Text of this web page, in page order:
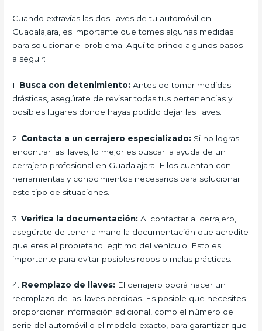
Cuando extravías las dos llaves de tu automóvil en
Guadalajara, es importante que tomes algunas medidas
para solucionar el problema. Aquí te brindo algunos pasos
a seguir:
1. Busca con detenimiento: Antes de tomar medidas
drásticas, asegúrate de revisar todas tus pertenencias y
posibles lugares donde hayas podido dejar las llaves.
2. Contacta a un cerrajero especializado: Si no logras
encontrar las llaves, lo mejor es buscar la ayuda de un
cerrajero profesional en Guadalajara. Ellos cuentan con
herramientas y conocimientos necesarios para solucionar
este tipo de situaciones.
3.Verifica la documentación: Al contactar al cerrajero,
asegúrate de tener a mano la documentación que acredite
que eres el propietario legítimo del vehículo. Esto es
importante para evitar posibles robos o malas prácticas.
4. Reemplazo de llaves: El cerrajero podrá hacer un
reemplazo de las llaves perdidas. Es posible que necesites
proporcionar información adicional, como el número de
serie del automóvil o el modelo exacto, para garantizar que